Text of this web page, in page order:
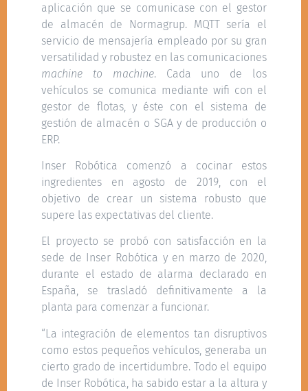
aplicación que se comunicase con el gestor
de almacén de Normagrup. MQTT sería el
servicio de mensajería empleado por su gran
versatilidad y robustez en las comunicaciones
machine to machine. Cada uno de los
vehículos se comunica mediante wifi con el
gestor de flotas, y éste con el sistema de
gestión de almacén o SGA y de producción o
ERP.
Inser Robótica comenzó a cocinar estos
ingredientes en agosto de 2019, con el
objetivo de crear un sistema robusto que
supere las expectativas del cliente.
El proyecto se probó con satisfacción en la
sede de Inser Robótica y en marzo de 2020,
durante el estado de alarma declarado en
España, se trasladó definitivamente a la
planta para comenzar a funcionar.
“La integración de elementos tan disruptivos
como estos pequeños vehículos, generaba un
cierto grado de incertidumbre. Todo el equipo
de Inser Robótica, ha sabido estar a la altura y